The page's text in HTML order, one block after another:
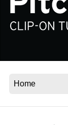
Ubicación